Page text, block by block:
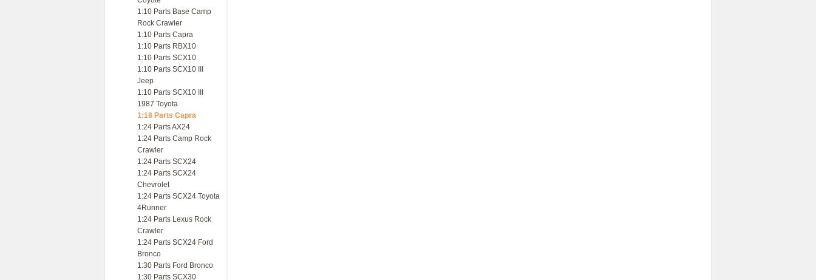
1:10 Parts Base Camp
Rock Crawler
1:10 Parts Capra
1:10 Parts RBX10
1:10 Parts SCX10
1:10 Parts SCX10 III
Jeep
1:10 Parts SCX10 III
1987 Toyota
1:18 Parts Capra
1:24 Parts AX24
1:24 Parts Camp Rock
Crawler
1:24 Parts SCX24
1:24 Parts SCX24
Chevrolet
1:24 Parts SCX24 Toyota
4Runner
1:24 Parts Lexus Rock
Crawler
1:24 Parts SCX24 Ford
Bronco
1:30 Parts Ford Bronco
1:30 Parts SCX30